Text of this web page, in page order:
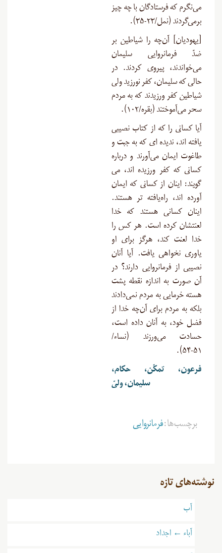
می‌نگرم که فرستادگان با چه چیز
برمی‌گردند (نمل/۲۳-۳۵
).
[یهودیان] آن‌چه را شیاطین بر
ضدّ فرمانروایی سلیمان
می‌خواندند، پیروی ‌کردند. در
حالی که سلیمان، کفر نورزید ولی
شیاطین کفر ورزیدند که به مردم
سحر می‌آموختند (بقره/۱۰۲
).
آیا کسانى را که از کتاب نصیبى
یافته ‏اند، ندیده‏ اى که به جبت و
طاغوت ایمان می‌آورند و درباره
کسانى که کفر ورزیده ‏اند، مى‏
گویند: اینان از کسانى که ایمان
آورده‏ اند، راه‌یافته ‏تر هستند.
اینان کسانی هستند که خدا
لعنتشان کرده است. هر کس را
خدا لعنت کند، هرگز براى او
یاورى نخواهى یافت. آیا آنان
نصیبی از فرمانروایی دارند؟ در
آن صورت به اندازه نقطه پشت
هسته خرمایی به مردم نمی‌دادند
بلکه به مردم براى آن‌چه خدا از
فضل خود، به آنان داده است،
حسادت می‌ورزند (نساء/
۵۱-۵۴
).
فرعون، تمکّن، حکام،
سلیمان، ولیّ
برچسب‌ها:فرمانروایی
نوشته‌های تازه
آب
آباء ← اجداد